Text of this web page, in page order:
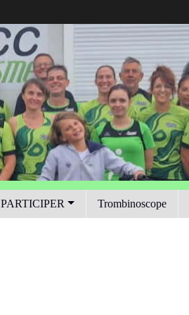
PARTICIPER Trombinoscope